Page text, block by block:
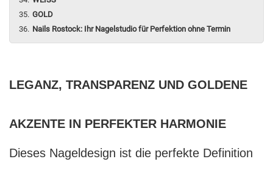
GOLD
Nails Rostock: Ihr Nagelstudio für Perfektion ohne Termin
LEGANZ, TRANSPARENZ UND GOLDENE
AKZENTE IN PERFEKTER HARMONIE
Dieses Nageldesign ist die perfekte Definition